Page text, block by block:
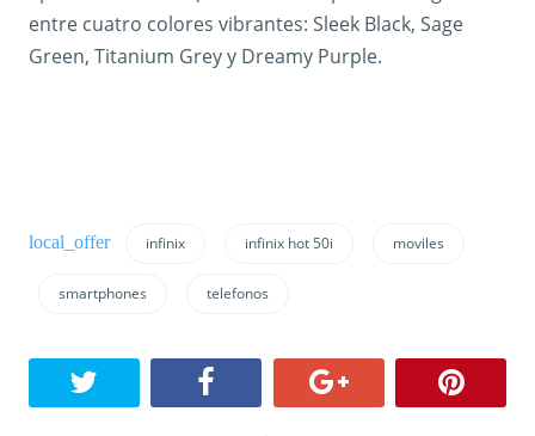
entre cuatro colores vibrantes: Sleek Black, Sage
Green, Titanium Grey y Dreamy Purple.
infinix infinix hot 50i moviles
smartphones telefonos